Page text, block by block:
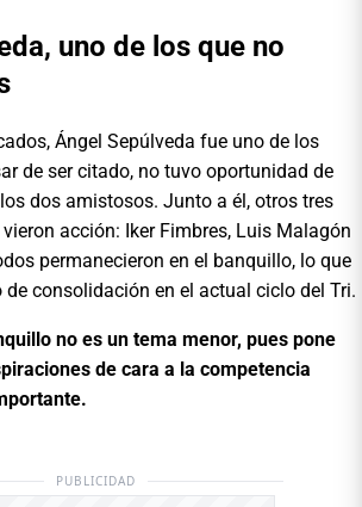
uno de los que no
Ángel Sepúlveda fue uno de los
de ser citado, no tuvo oportunidad de
dos amistosos. Junto a él, otros tres
acción: Iker Fimbres, Luis Malagón
permanecieron en el banquillo, lo que
consolidación en el actual ciclo del Tri.
no es un tema menor, pues pone
de cara a la competencia
PUBLICIDAD